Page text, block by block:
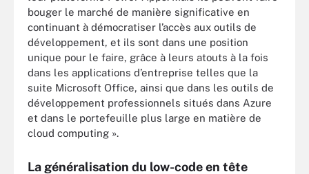
bouger le marché de manière significative en
continuant à démocratiser l’accès aux outils de
développement, et ils sont dans une position
unique pour le faire, grâce à leurs atouts à la fois
dans les applications d’entreprise telles que la
suite Microsoft Office, ainsi que dans les outils de
développement professionnels situés dans Azure
et dans le portefeuille plus large en matière de
cloud computing ».
La généralisation du low-code en tête